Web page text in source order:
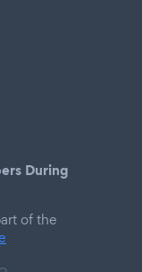
During
of the